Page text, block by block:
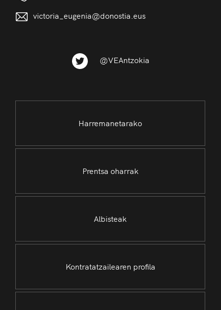
victoria_eugenia@donostia.eus
@VEAntzokia
Harremanetarako
Prentsa oharrak
Albisteak
Kontratatzailearen profila